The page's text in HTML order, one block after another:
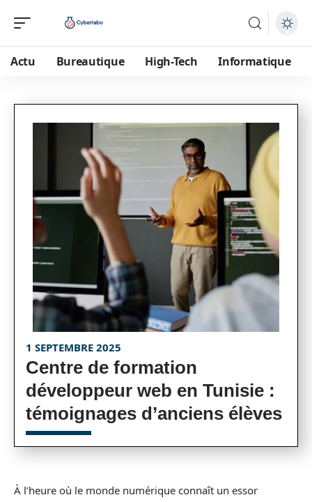
Actu Bureautique High-Tech Informatique
1 SEPTEMBRE 2025
Centre de formation
développeur web en Tunisie :
témoignages d’anciens élèves
À l’heure où le monde numérique connaît un essor